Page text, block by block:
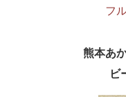
フ
熊本あ
ビ